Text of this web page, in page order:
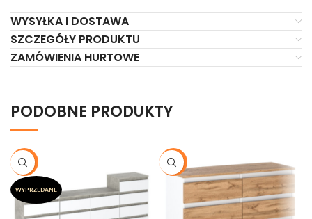
WYSYŁKA I DOSTAWA
SZCZEGÓŁY PRODUKTU
ZAMÓWIENIA HURTOWE
PODOBNE PRODUKTY
-20%
WYPRZEDANE
-21%